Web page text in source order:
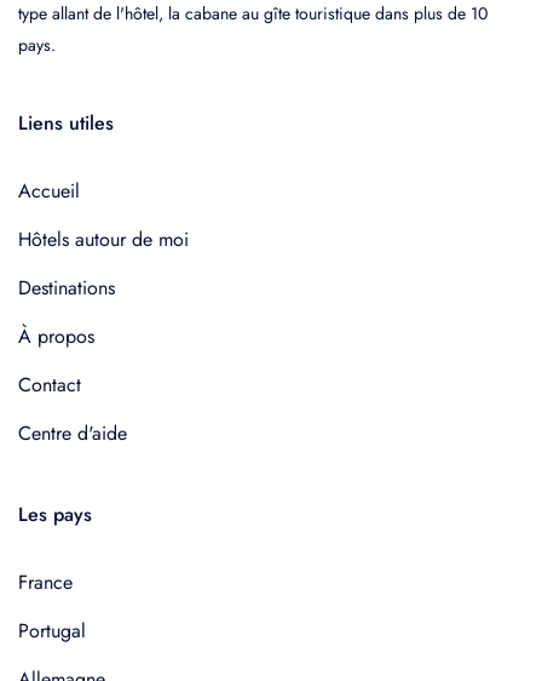
type allant de l'hôtel, la cabane au gîte touristique dans plus de 10
pays.
Liens utiles
Accueil
Hôtels autour de moi
Destinations
À propos
Contact
Centre d'aide
Les pays
France
Portugal